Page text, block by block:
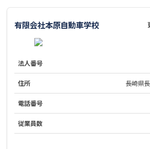
有限会社本原自動車学校
法人番号
住所 長崎県
電話番号
従業員数